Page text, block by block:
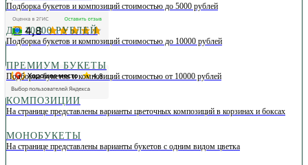
Подборка букетов и композиций стоимостью до 5000 рублей
ДО 10000 РУБЛЕЙ
Подборка букетов и композиций стоимостью до 10000 рублей
ПРЕМИУМ БУКЕТЫ
Подборка букетов и композиций стоимостью от 10000 рублей
КОМПОЗИЦИИ
На странице представлены варианты цветочных композиций в корзинах и боксах
МОНОБУКЕТЫ
На странице представлены варианты букетов с одним видом цветка